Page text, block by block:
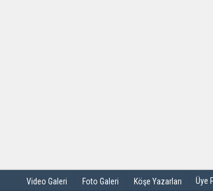
Video Galeri Foto Galeri Köşe Yazarları Üye